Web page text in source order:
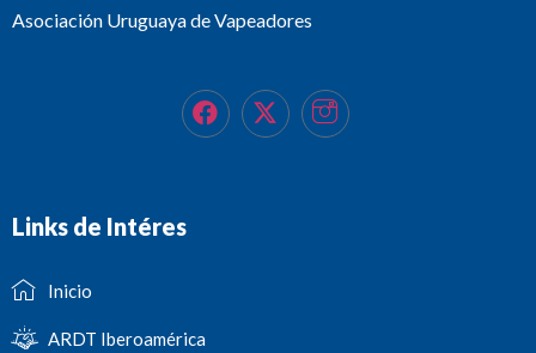
Asociación Uruguaya de Vapeadores
Links de Intéres
Inicio
ARDT Iberoamérica